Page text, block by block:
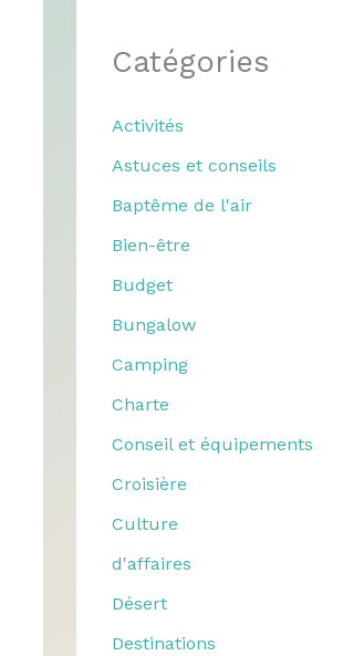
Catégories
Activités
Astuces et conseils
Baptême de l'air
Bien-être
Budget
Bungalow
Camping
Charte
Conseil et équipements
Croisière
Culture
d'affaires
Désert
Destinations